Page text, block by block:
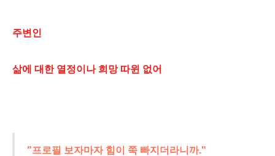
주변인
삶에 대한 열정이나 희망 따윈 없어
"프로필 보자마자 힘이 쭉 빠지더라니까."